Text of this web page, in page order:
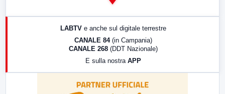
LABTV e anche sul digitale terrestre
CANALE 84 (in Campania)
CANALE 268 (DDT Nazionale)
E sulla nostra APP